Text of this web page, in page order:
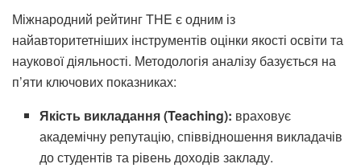
Міжнародний рейтинг THE є одним із
найавторитетніших інструментів оцінки якості освіти та
наукової діяльності. Методологія аналізу базується на
п’яти ключових показниках:
Якість викладання (Teaching): враховує
академічну репутацію, співвідношення викладачів
до студентів та рівень доходів закладу.